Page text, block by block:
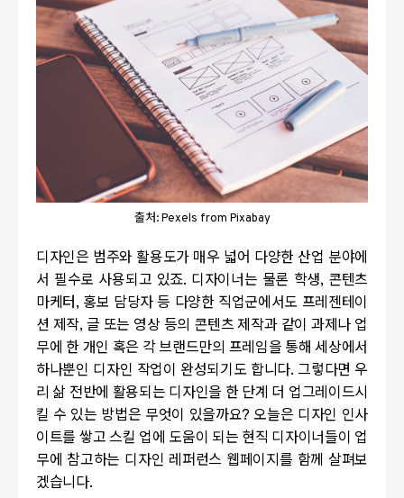
출처: Pexels from Pixabay
디자인은 범주와 활용도가 매우 넓어 다양한 산업 분야에
서 필수로 사용되고 있죠. 디자이너는 물론 학생, 콘텐츠
마케터, 홍보 담당자 등 다양한 직업군에서도 프레젠테이
션 제작, 글 또는 영상 등의 콘텐츠 제작과 같이 과제나 업
무에 한 개인 혹은 각 브랜드만의 프레임을 통해 세상에서
하나뿐인 디자인 작업이 완성되기도 합니다. 그렇다면 우
리 삶 전반에 활용되는 디자인을 한 단계 더 업그레이드시
킬 수 있는 방법은 무엇이 있을까요? 오늘은 디자인 인사
이트를 쌓고 스킬 업에 도움이 되는 현직 디자이너들이 업
무에 참고하는 디자인 레퍼런스 웹페이지를 함께 살펴보
겠습니다.